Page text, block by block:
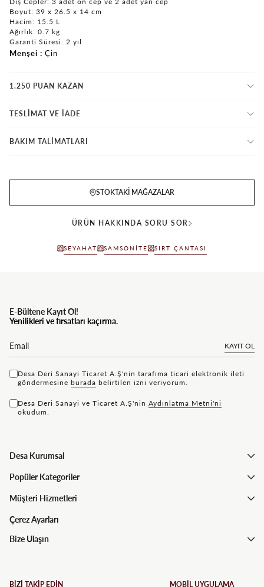
Boyut: 39 x 26.5 x 14 cm
Hacim: 15.5 L
Ağırlık: 0.7 kg
Garanti Süresi: 2 yıl
Menşei Çin
1.250 PUAN KAZAN
TESLİMAT VE İADE
BAKIM TALİMATLARI
STOKTAKI MAĞAZALAR
ÜRÜN HAKKINDA SORU SOR
SEYAHAT SAMSONITE SIRT ÇANTASI
E-Bültene Kayıt Ol!
Yenilikleri ve fırsatları kaçırma.
KAYIT OL
Desa Deri Sanayi Ticaret A.Ş'nin tarafıma ticari elektronik ileti
göndermesine bu rada belirtilen izni veriyorum.
Desa Deri Sanayi ve Ticaret A.Ş'nin Aydınlatma Metni'ni
okudum.
Desa Kurumsal
Popüler Kategoriler
Müşteri Hizmetleri
Çerez Ayarları
Bize Ulaşın
BİZİ TAKİP EDİN MOBİL UYGULAMA